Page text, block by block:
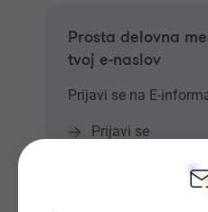
Prosta delovna
tvoj e-naslov
Prijavi se na E-
Prijavi se